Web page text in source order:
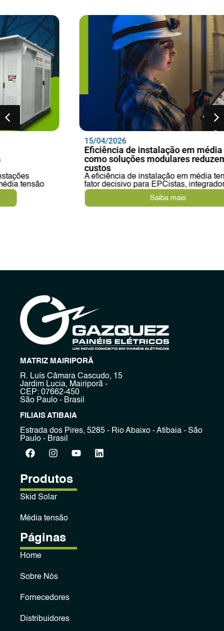
Eficiência de instalação em média tensão:
como soluções modulares reduzem prazos e
A eficiência de instalação em média tensão tornou-se
fator decisivo para EPCistas, integradores solares e
MATRIZ MAIRIPORÃ
R. Luís Câmara Cascudo, 15
Jardim Lucia, Mairiporã -
CEP: 07662-450
São Paulo - Brasil
FILIAIS ATIBAIA
Estrada dos Pires, 5285 - Rio Abaixo - Atibaia - São
Paulo - Brasil
Produtos
Skid Solar
Média tensão
Páginas
Home
Sobre Nós
Fornecedores
Distribuidores